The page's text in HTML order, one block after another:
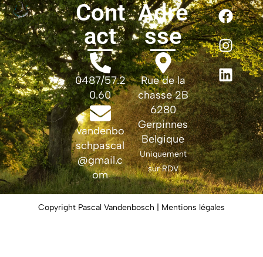
Cont
act
0487/57.2
0.60
vandenbo
schpascal
@gmail.c
om
Adre
sse
Rue de la
chasse 2B
6280
Gerpinnes
Belgique
Uniquement
sur RDV
Copyright Pascal Vandenbosch | Mentions légales